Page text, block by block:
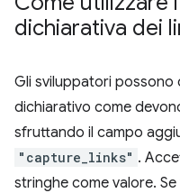
dichiarativa dei
Gli sviluppatori possono
dichiarativo come
sfruttando il campo
"capture_links" .
stringhe come valore.